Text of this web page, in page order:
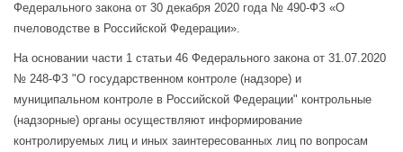
Федерального закона от 30 декабря 2020 года № 490-ФЗ «О
пчеловодстве в Российской Федерации».
На основании части 1 статьи 46 Федерального закона от 31.07.2020
№ 248-ФЗ "О государственном контроле (надзоре) и
муниципальном контроле в Российской Федерации" контрольные
(надзорные) органы осуществляют информирование
контролируемых лиц и иных заинтересованных лиц по вопросам